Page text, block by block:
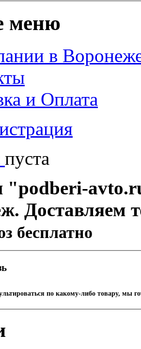
меню
в
и Оплата
пуста
"podberi-
Доставляем
бесплатно
по какому-либо товару, мы